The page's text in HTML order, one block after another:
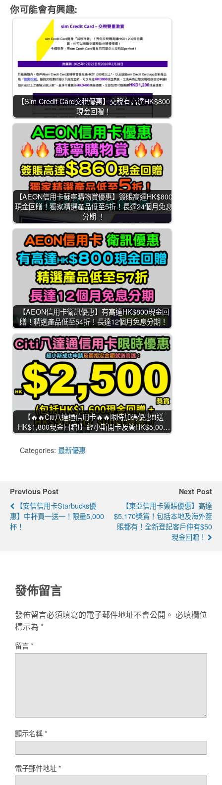
你可能會有興趣:
【Sim Credit Card交稅優惠】交稅有高達HK$800
現金回贈！
【AEON信用卡蘇寧購物賞優惠】簽賬高達HK$800
現金回贈！獨家精選產品低至5折！長達24個月免息
分期 ！
【AEON信用卡衛訊優惠】有高達HK$800現金回
贈！精選產品低至54折！長達12個月免息分期！
【🔥🔥Citi八達通信用卡🔥🔥限時加碼優惠❗❗送
HK$1,800現金回贈❗】經小斯開卡及簽HK$5,00…
Categories: 最新優惠
Previous Post
【安信信用卡Starbucks優
惠】中杯買一送一！限量5,000
杯！
Next Post
【東亞信用卡簽賬優惠】高達
$5,170獎賞！包括本地及海外簽
賬都有！全新登記客戶仲有$50
現金回贈！
發佈留言
發佈留言必須填寫的電子郵件地址不會公開。 必填欄位
標示為 *
留言*
顯示名稱*
電子郵件地址*